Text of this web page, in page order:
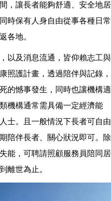
，讓長者能夠舒適、安全地居
時保有人身自由從事各種日常
各地。
以及消息流通，皆仰賴志工與
照護計畫，透過陪伴與記錄，
的憾事發生，同時也讓機構適
機構通常需具備一定經濟能
士。且一般情況下長者可自由
陪伴長者、關心狀況即可。除
能，可聘請照顧服務員陪同居
離世為止。